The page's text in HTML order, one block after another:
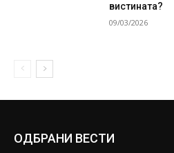
вистината?
09/03/2026
ОДБРАНИ ВЕСТИ